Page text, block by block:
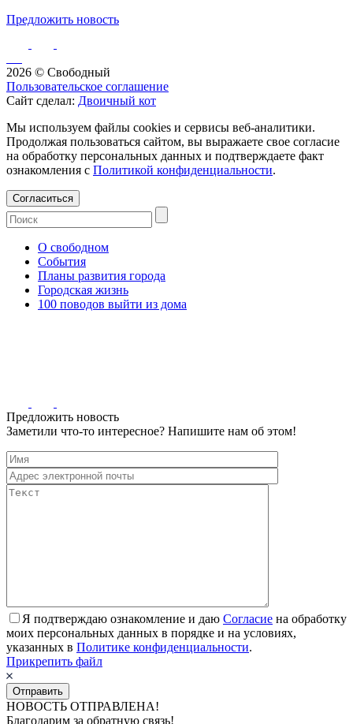
Предложить новость
2026 © Свободный
Пользовательское соглашение
Сайт сделал: Двоичный кот
Мы используем файлы cookies и сервисы веб-аналитики.
Продолжая пользоваться сайтом, вы выражаете свое согласие
на обработку персональных данных и подтверждаете факт
ознакомления с Политикой конфиденциальности.
Согласиться
О свободном
События
Планы развития города
Городская жизнь
100 поводов выйти из дома
Предложить новость
Заметили что-то интересное? Напишите нам об этом!
Я подтверждаю ознакомление и даю Согласие на обработку
моих персональных данных в порядке и на условиях,
указанных в Политике конфиденциальности.
Прикрепить файл
НОВОСТЬ ОТПРАВЛЕНА!
Благодарим за обратную связь!